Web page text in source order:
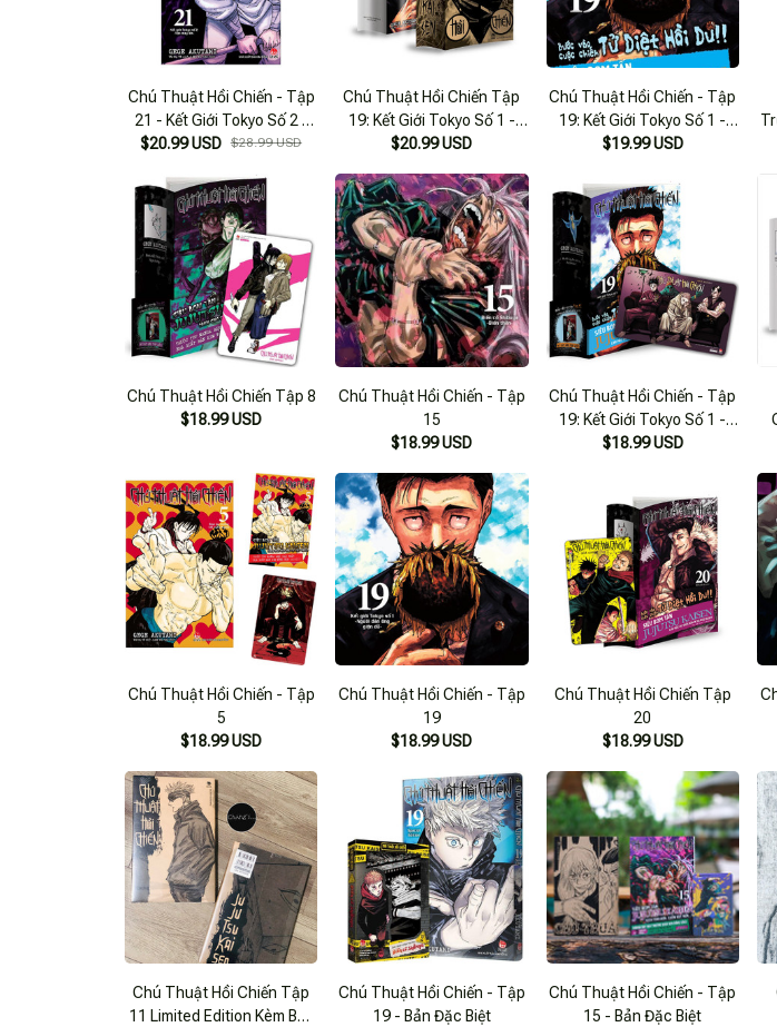
Chú Thuật Hồi Chiến - Tập
21 - Kết Giới Tokyo Số 2 -
Vận May Lớn
$20.99 USD $28.99 USD
Chú Thuật Hồi Chiến Tập
19: Kết Giới Tokyo Số 1 -
Người Đàn Ông Giận Dữ
$20.99 USD
Chú Thuật Hồi Chiến - Tập
19: Kết Giới Tokyo Số 1 -
Người Đàn Ông Giận Dữ
$19.99 USD
Chú Thuật Hồi Chiến Tập 8
$18.99 USD
Chú Thuật Hồi Chiến - Tập
15
$18.99 USD
Chú Thuật Hồi Chiến - Tập
19: Kết Giới Tokyo Số 1 -
Người Đàn Ông Giận Dữ -
$18.99 USD
Chú Thuật Hồi Chiến - Tập
5
$18.99 USD
Chú Thuật Hồi Chiến - Tập
19
$18.99 USD
Chú Thuật Hồi Chiến Tập
20
$18.99 USD
Chú Thuật Hồi Chiến Tập
11 Limited Edition Kèm Box
Chú Thuật Hồi Chiến - Tập
19 - Bản Đặc Biệt
Chú Thuật Hồi Chiến - Tập
15 - Bản Đặc Biệt